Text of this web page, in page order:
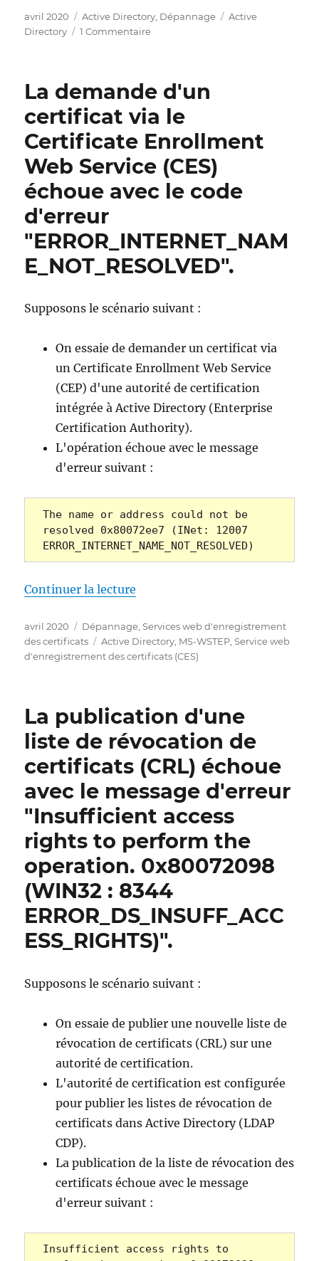
Publié
le
avril 2020 Catégories
Active Directory Dépannage Étiquettes
Active
Directory
1 Commentairesur
Zertifikatvorlage
einer
Zertifizierungsstelle
schlägt
fehl
mit
Fehlermeldung
information
the
be
at
time.
This
is
likely
because
the
not
running
Access
is
denied.
ERROR_ACCESS_DENIED)“
La demande d'un
certificat via le
Certificate Enrollment
Web Service (CES)
échoue avec le code
d'erreur
"ERROR_INTERNET_NAM
E_NOT_RESOLVED".
Supposons le scénario suivant :
On essaie de demander un certificat via
un Certificate Enrollment Web Service
(CEP) d'une autorité de certification
intégrée à Active Directory (Enterprise
Certification Authority).
L'opération échoue avec le message
d'erreur suivant :
The name or address could not be
resolved 0x80072ee7 (INet: 12007
ERROR_INTERNET_NAME_NOT_RESOLVED)
Continuer la lecture
Publié
le
avril 2020 Catégories
Dépannage,Services web d'enregistrement
des certificats
Étiquettes
Active Directory, MS-WSTEP,Service web
d'enregistrement des certificats (CES)
La publication d'une
liste de révocation de
certificats (CRL) échoue
avec le message d'erreur
"Insufficient access
rights to perform the
operation. 0x80072098
(WIN32 : 8344
ERROR_DS_INSUFF_ACC
ESS_RIGHTS)".
Supposons le scénario suivant :
On essaie de publier une nouvelle liste de
révocation de certificats (CRL) sur une
autorité de certification.
L'autorité de certification est configurée
pour publier les listes de révocation de
certificats dans Active Directory (LDAP
CDP).
La publication de la liste de révocation des
certificats échoue avec le message
d'erreur suivant :
Insufficient access rights to